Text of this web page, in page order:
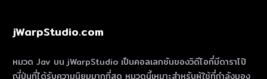
jWarpStudio.com
หมวด Jav บน jWarpStudio เป็นคอลเลกชันของวิดีโอที่มีดาราโป๊
ญี่ปุ่นที่ได้รับความนิยมมากที่สุด หมวดนี้เหมาะสําหรับผู้ใช้ที่กําลังมอง